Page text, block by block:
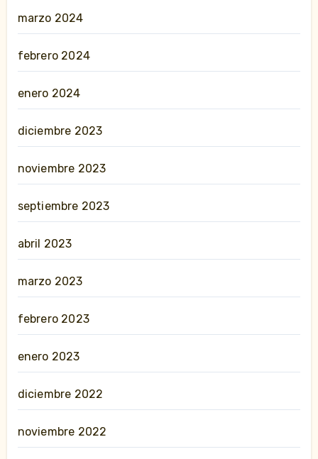
marzo 2024
febrero 2024
enero 2024
diciembre 2023
noviembre 2023
septiembre 2023
abril 2023
marzo 2023
febrero 2023
enero 2023
diciembre 2022
noviembre 2022